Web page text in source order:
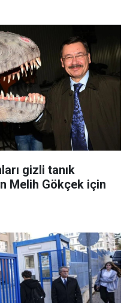
gizli tanık
Melih Gökçek için